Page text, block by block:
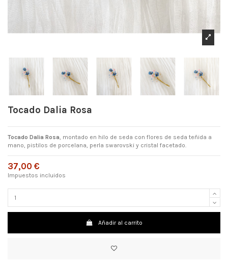
Tocado Dalia Rosa
Tocado Dalia Rosa, montado en hilo de seda con flores de seda teñida a
mano, pistilos de porcelana, perla swarovski y cristal facetado.
37,00 €
Impuestos incluidos
Añadir al carrito